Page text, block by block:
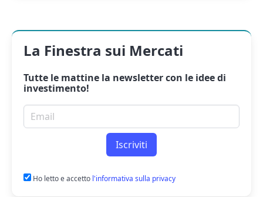
La Finestra sui Mercati
Tutte le mattine la newslettercon le idee di
investimento!
Email per newsletter
Iscriviti
Ho letto e accetto l'informativa sulla privacy